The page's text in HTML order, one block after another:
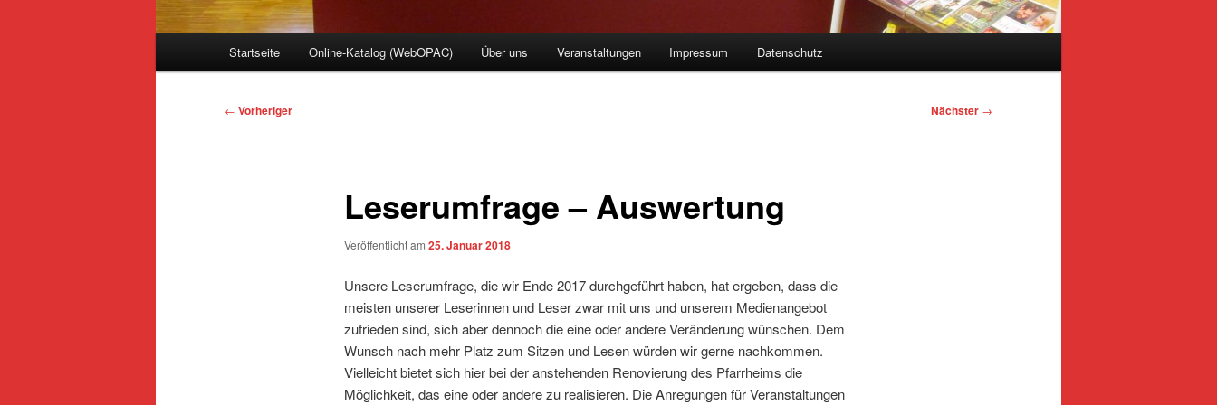
Startseite Online-Katalog (WebOPAC) Über uns Veranstaltungen Impressum Datenschutz
Beitragsnavigation
← Vorheriger Nächster →
Leserumfrage – Auswertung
Veröffentlicht am 25. Januar 2018
Unsere Leserumfrage, die wir Ende 2017 durchgeführt haben, hat ergeben, dass die
meisten unserer Leserinnen und Leser zwar mit uns und unserem Medienangebot
zufrieden sind, sich aber dennoch die eine oder andere Veränderung wünschen. Dem
Wunsch nach mehr Platz zum Sitzen und Lesen würden wir gerne nachkommen.
Vielleicht bietet sich hier bei der anstehenden Renovierung des Pfarrheims die
Möglichkeit, das eine oder andere zu realisieren. Die Anregungen für Veranstaltungen